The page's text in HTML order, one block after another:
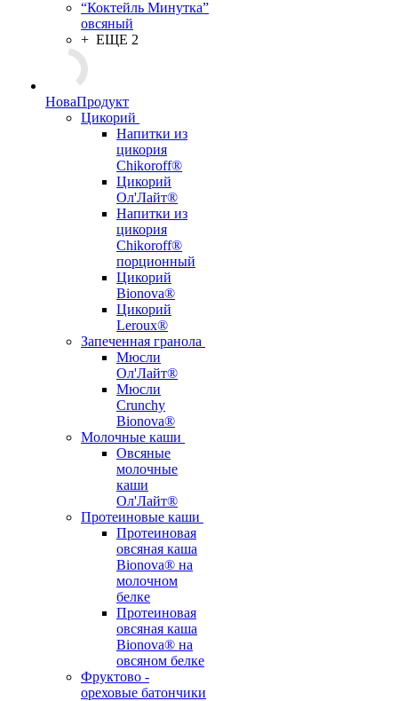
“Коктейль Минутка”
овсяный
+ ЕЩЕ 2
НоваПродукт
Цикорий
Напитки из
цикория
Chikoroff®
Цикорий
Ол'Лайт®
Напитки из
цикория
Chikoroff®
порционный
Цикорий
Bionova®
Цикорий
Leroux®
Запеченная гранола
Мюсли
Ол'Лайт®
Мюсли
Crunchy
Bionova®
Молочные каши
Овсяные
молочные
каши
Ол'Лайт®
Протеиновые каши
Протеиновая
овсяная каша
Bionova® на
молочном
белке
Протеиновая
овсяная каша
Bionova® на
овсяном белке
Фруктово -
ореховые батончики